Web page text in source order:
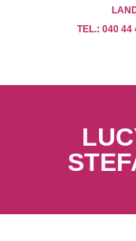
TEL.: 040 44